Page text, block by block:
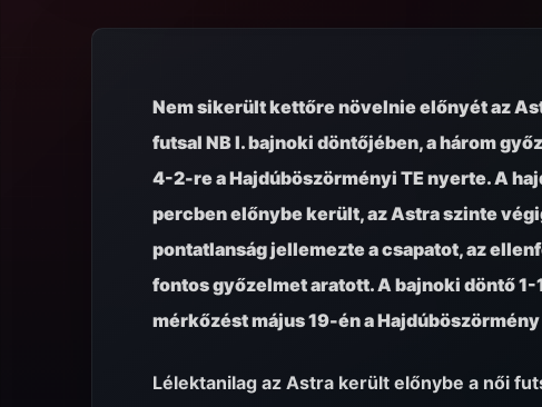
Nem sikerült kettőre növelnie előnyét az
futsal NB I. bajnoki döntőjében, a három
4-2-re a Hajdúböszörményi TE nyerte. A
percben előnybe került, az Astra szinte
pontatlanság jellemezte a csapatot, az
fontos győzelmet aratott. A bajnoki döntő
mérkőzést május 19-én a
Lélektanilag az Astra került előnybe a női